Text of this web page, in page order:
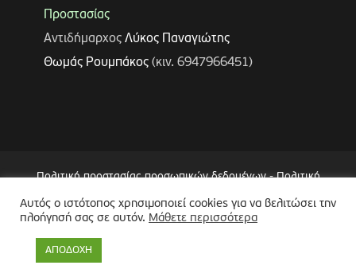
Προστασίας
Αντιδήμαρχος Λύκος Παναγιώτης
Θωμάς Ρουμπάκος(κιν. 6947966451)
Πολιτική προστασίας προσωπικών δεδομένων-Πολιτική
Επεξεργασίας Δεδομένων μέσω Συστήματος Βιντεοεπιτήρησης
(CCTV)-Δήλωση Προσβασιμότητας
Copyright © 2024 Δήμος Περιστερίου
Αυτός ο ιστότοπος χρησιμοποιεί cookies για να βελιτώσει την
πλοήγησή σας σε αυτόν. Μάθετε περισσότερα
ΑΠΟΔΟΧΗ